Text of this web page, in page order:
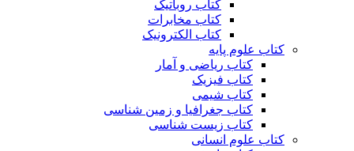
کتاب روباتیک
کتاب مخابرات
کتاب الکترونیک
کتاب علوم پایه
کتاب ریاضی و آمار
کتاب فیزیک
کتاب شیمی
کتاب جغرافیا و زمین شناسی
کتاب زیست شناسی
کتاب علوم انسانی